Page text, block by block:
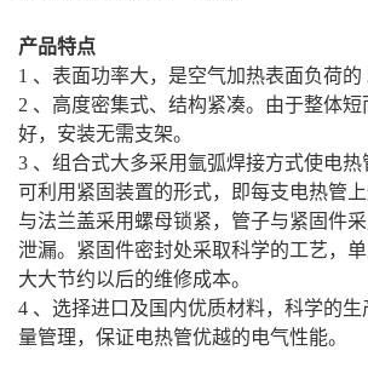
产品特点
1 、表面功率大，是空气加热表面负荷的
2 、高度密集式、结构紧凑。由于整体
好，安装无需支架。
3 、组合式大多采用氩弧焊接方式使电
可利用紧固装置的形式，即每支电热管
与法兰盖采用螺母锁紧，管子与紧固件
泄漏。紧固件密封处采取科学的工艺，单
大大节约以后的维修成本。
4 、选择进口及国内优质材料，科学的
量管理，保证电热管优越的电气性能。